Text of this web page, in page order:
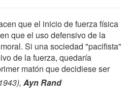
que el inicio de fuerza física
que el uso defensivo de la
Si una sociedad "pacifista"
de la fuerza, quedaría
matón que decidiese ser
Ayn Rand